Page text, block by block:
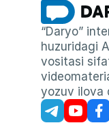
“Daryo”
huzuridagi
vositasi
yozuv ilova